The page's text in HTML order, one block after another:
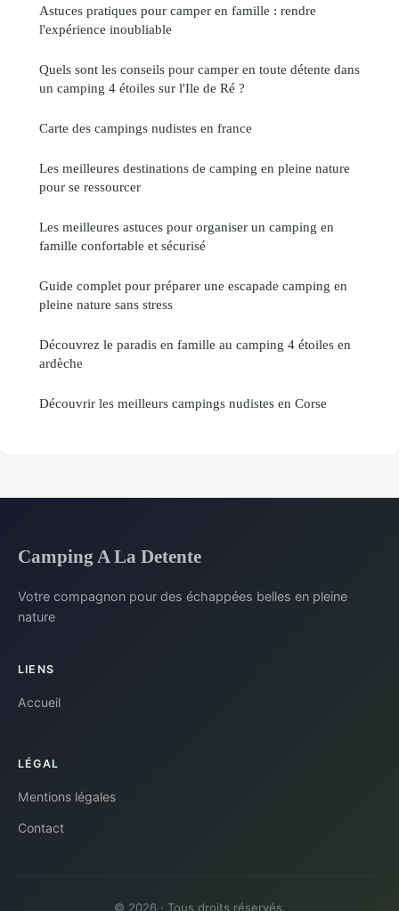
Astuces pratiques pour camper en famille : rendre
l'expérience inoubliable
Quels sont les conseils pour camper en toute détente dans
un camping 4 étoiles sur l'Ile de Ré ?
Carte des campings nudistes en france
Les meilleures destinations de camping en pleine nature
pour se ressourcer
Les meilleures astuces pour organiser un camping en
famille confortable et sécurisé
Guide complet pour préparer une escapade camping en
pleine nature sans stress
Découvrez le paradis en famille au camping 4 étoiles en
ardèche
Découvrir les meilleurs campings nudistes en Corse
Camping A La Detente
Votre compagnon pour des échappées belles en pleine
nature
LIENS
Accueil
LÉGAL
Mentions légales
Contact
© 2026 · Tous droits réservés.